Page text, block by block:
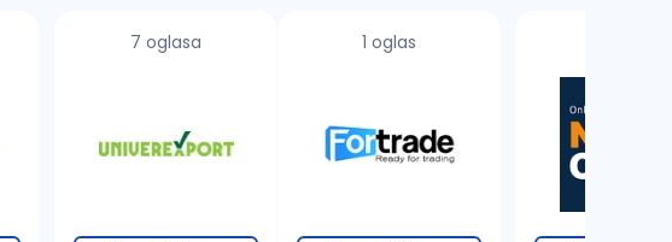
7 oglasa 1 oglas